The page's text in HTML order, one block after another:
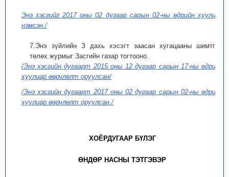
Энэ хэсгийг 2017 оны 02 дугаар сарын 02-ны өдрийн хуулиар
нэмсэн./
7.Энэ зүйлийн З дахь хэсэгт заасан хугацааны шимтгэл
төлөх журмыг Засгийн газар тогтооно.
/Энэ хэсгийн дугаарт 2015 оны 12 дугаар сарын 17-ны өдрийн
хуулиар өөрчлөлт оруулсан/
/Энэ хэсгийн дугаарт 2017 оны 02 дугаар сарын 02-ны өдрийн
хуулиар өөрчлөлт оруулсан./
ХОЁРДУГААР БҮЛЭГ
ӨНДӨР НАСНЫ ТЭТГЭВЭР